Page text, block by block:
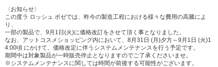
〈お知らせ〉
この度ラ ロッシュ ポゼでは、昨今の製造工程における様々な費用の高騰によ
り、
一部の製品で、9月1日(火)に価格改訂をさせて頂く事となりました。
なお、アットコスメショッピング内において、8月31日 (月)夕方～9月1日 (火)1
4:00頃 にかけて、価格改定に伴うシステムメンテナンスを行う予定です。
期間中は対象製品が一時販売停止となりますのでご了承くださいませ。
※システムメンテナンスに関しては時間が前後する可能性がございます。